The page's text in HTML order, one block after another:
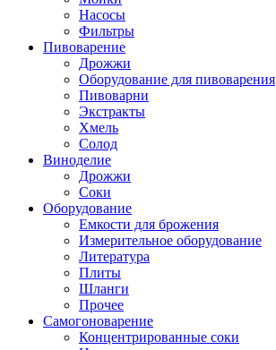
Насосы
Фильтры
Пивоварение
Дрожжи
Оборудование для пивоварения
Пивоварни
Экстракты
Хмель
Солод
Виноделие
Дрожжи
Соки
Оборудование
Емкости для брожения
Измерительное оборудование
Литература
Плиты
Шланги
Прочее
Самогоноварение
Концентрированные соки